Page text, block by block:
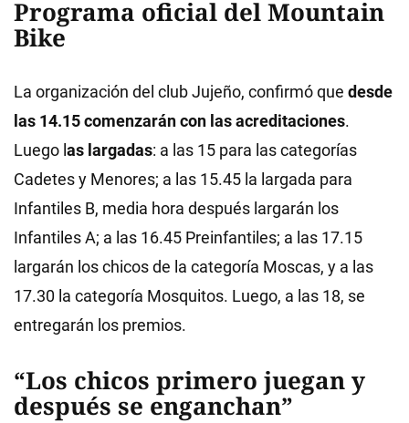
Programa oficial del Mountain
Bike
La organización del club Jujeño, confirmó que desde
las 14.15 comenzarán con las acreditaciones.
Luego l as largadas: a las 15 para las categorías
Cadetes y Menores; a las 15.45 la largada para
Infantiles B, media hora después largarán los
Infantiles A; a las 16.45 Preinfantiles; a las 17.15
largarán los chicos de la categoría Moscas, y a las
17.30 la categoría Mosquitos. Luego, a las 18, se
entregarán los premios.
“Los chicos primero juegan y
después se enganchan”